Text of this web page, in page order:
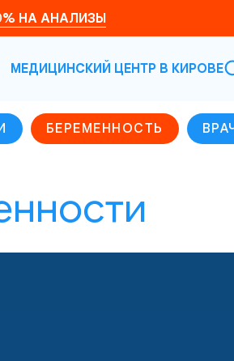
НА АНАЛИЗЫ
МЕДИЦИНСКИЙ ЦЕНТР В КИРОВЕ
БЕРЕМЕННОСТЬ